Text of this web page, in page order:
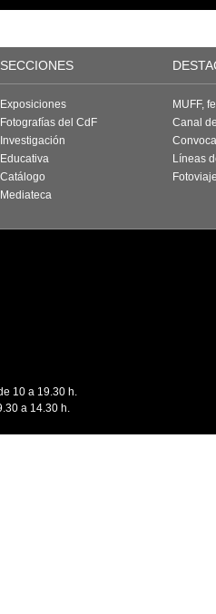
SECCIONES
Exposiciones
Fotografías del CdF
Investigación
Educativa
Catálogo
Mediateca
MUFF,
Canal
Líneas
10 a 19.30 h.
a 14.30 h.